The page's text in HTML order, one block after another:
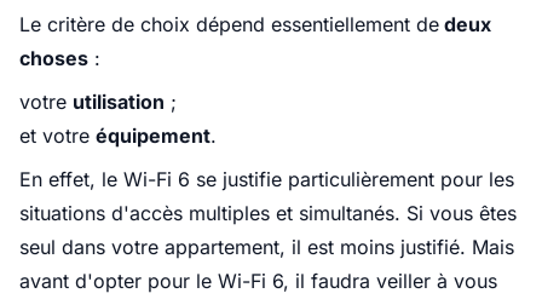
Le critère de choix dépend essentiellement de deux
choses :
votre utilisation ;
et votre équipement.
En effet, le Wi-Fi 6 se justifie particulièrement pour les
situations d'accès multiples et simultanés. Si vous êtes
seul dans votre appartement, il est moins justifié. Mais
avant d'opter pour le Wi-Fi 6, il faudra veiller à vous